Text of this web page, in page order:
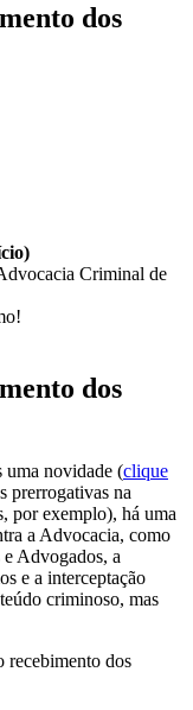
dos
Criminal de
dos
uma novidade (clique
prerrogativas na
por exemplo), há uma
a Advocacia, como
Advogados, a
e a interceptação
criminoso, mas
recebimento dos